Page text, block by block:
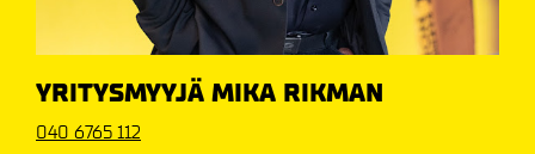
YRITYSMYYJÄ MIKA RIKMAN
040 6765 112